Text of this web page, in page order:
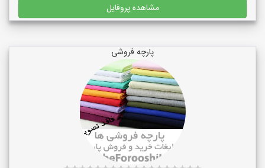
مشاهده پروفایل
پارچه فروشی